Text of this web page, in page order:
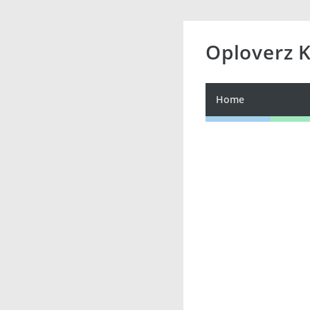
Oploverz
Home